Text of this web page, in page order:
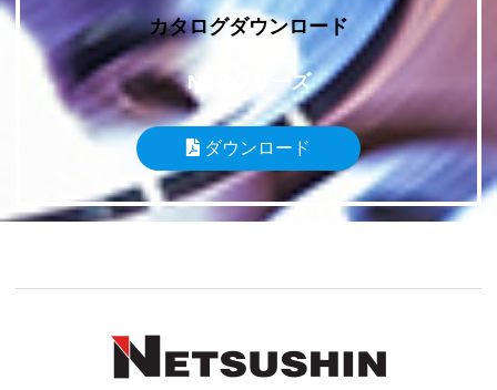
カタログダウンロード
NBRシリーズ
ダウンロード